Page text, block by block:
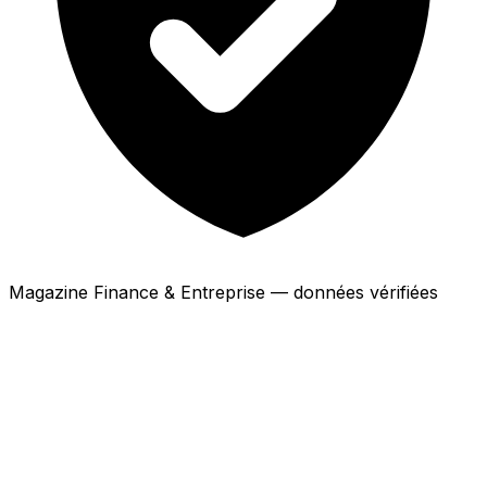
Magazine Finance & Entreprise — données vérifiées